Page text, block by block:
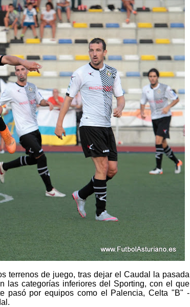
terrenos de juego, tras dejar el Caudal la pasada
las categorías inferiores del Sporting, con el que
pasó por equipos como el Palencia, Celta "B" -